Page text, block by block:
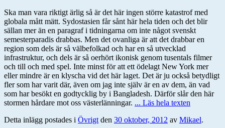
Ska man vara riktigt ärlig så är det här ingen större katastrof med
globala mått mätt. Sydostasien får sånt här hela tiden och det blir
sällan mer än en paragraf i tidningarna om inte något svenskt
semesterparadis drabbas. Men det ovanliga är att det drabbar en
region som dels är så välbefolkad och har en så utvecklad
infrastruktur, och dels är så oerhört ikonisk genom tusentals filmer
och till och med spel. Inte minst för att ett ödelagt New York mer
eller mindre är en klyscha vid det här laget. Det är ju också betydligt
fler som har varit där, även om jag inte själv är en av dem, än vad
som har besökt en godtycklig by i Bangladesh. Därför slår den här
stormen hårdare mot oss västerlänningar. ... Läs hela texten
Detta inlägg postades i Övrigt den 30 oktober, 2012 av Mikael.